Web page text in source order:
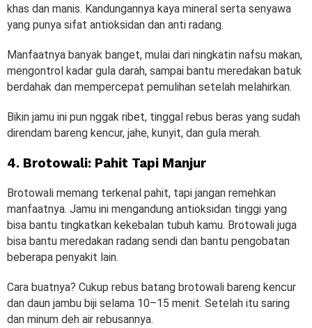
khas dan manis. Kandungannya kaya mineral serta senyawa
yang punya sifat antioksidan dan anti radang.
Manfaatnya banyak banget, mulai dari ningkatin nafsu makan,
mengontrol kadar gula darah, sampai bantu meredakan batuk
berdahak dan mempercepat pemulihan setelah melahirkan.
Bikin jamu ini pun nggak ribet, tinggal rebus beras yang sudah
direndam bareng kencur, jahe, kunyit, dan gula merah.
4. Brotowali: Pahit Tapi Manjur
Brotowali memang terkenal pahit, tapi jangan remehkan
manfaatnya. Jamu ini mengandung antioksidan tinggi yang
bisa bantu tingkatkan kekebalan tubuh kamu. Brotowali juga
bisa bantu meredakan radang sendi dan bantu pengobatan
beberapa penyakit lain.
Cara buatnya? Cukup rebus batang brotowali bareng kencur
dan daun jambu biji selama 10–15 menit. Setelah itu saring
dan minum deh air rebusannya.